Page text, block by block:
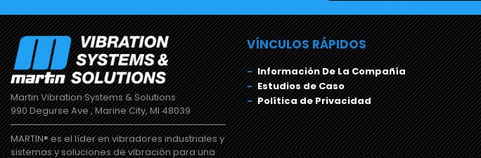
Martin Vibration Systems & Solutions
990 Degurse Ave , Marine City, MI 48039
MARTIN® es el líder en vibradores industriales y
sistemas y soluciones de vibración para una
VÍNCULOS RÁPIDOS
Información De La Compañía
Estudios de Caso
Política de Privacidad